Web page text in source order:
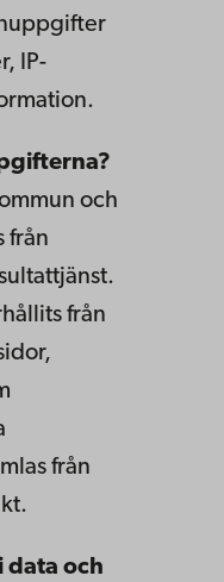
IP-
och
från
från
från
data och